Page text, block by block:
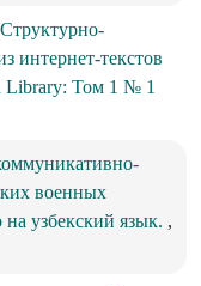
Структурно-
интернет-текстов
Library: Том 1 № 1
военных
узбекский язык. ,